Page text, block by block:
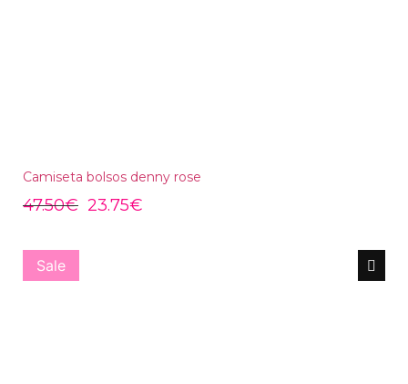
Camiseta bolsos denny rose
47.50€ 23.75€
Sale